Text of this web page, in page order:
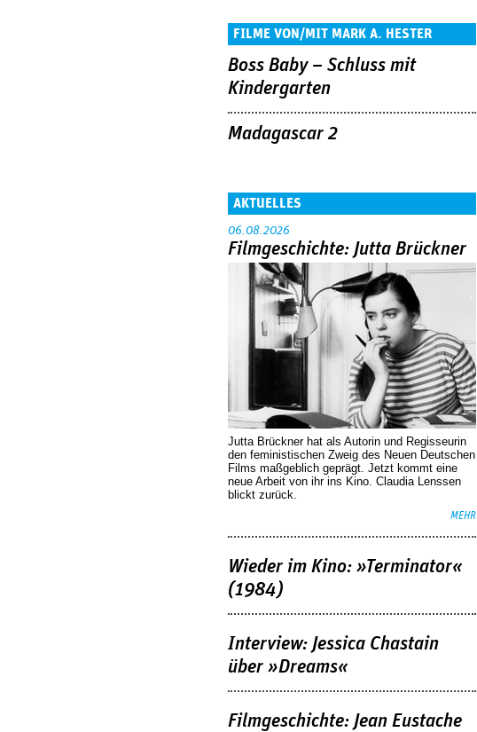
FILME VON/MIT MARK A. HESTER
Boss Baby – Schluss mit
Kindergarten
Madagascar 2
AKTUELLES
06.08.2026
Filmgeschichte: Jutta Brückner
Jutta Brückner hat als Autorin und Regisseurin
den feministischen Zweig des Neuen Deutschen
Films maßgeblich geprägt. Jetzt kommt eine
neue Arbeit von ihr ins Kino. Claudia Lenssen
blickt zurück.
MEHR
Wieder im Kino: »Terminator«
(1984)
Interview: Jessica Chastain
über »Dreams«
Filmgeschichte: Jean Eustache